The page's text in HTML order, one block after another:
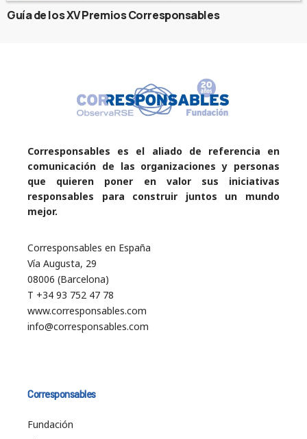
Guía de los XV Premios Corresponsables
Corresponsables es el aliado de referencia en
comunicación de las organizaciones y personas
que quieren poner en valor sus iniciativas
responsables para construir juntos un mundo
mejor.
Corresponsables en España
Vía Augusta, 29
08006 (Barcelona)
T +34 93 752 47 78
www.corresponsables.com
info@corresponsables.com
Corresponsables
Fundación